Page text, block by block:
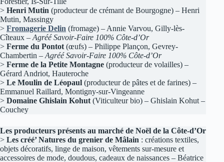
> Henri Mutin (producteur de crémant de Bourgogne) – Henri
Mutin, Massingy
> Fromagerie Delin (fromage) – Annie Varvou, Gilly-lès-
Cîteaux – Agréé Savoir-Faire 100% Côte-d’Or
> Ferme du Pontot (œufs) – Philippe Plançon, Gevrey-
Chambertin – Agréé Savoir-Faire 100% Côte-d’Or
> Ferme de la Petite Montagne (producteur de volailles) –
Gérard Andriot, Hauteroche
> Le Moulin de Léopaul (producteur de pâtes et de farines) –
Emmanuel Raillard, Montigny-sur-Vingeanne
> Domaine Ghislain Kohut (Viticulteur bio) – Ghislain Kohut –
Couchey
Les producteurs présents au marché de Noël de la Côte-d’Or
> Les créé’ Natures du grenier de Mâlain : créations textiles,
objets décoratifs, linge de maison, vêtements sur-mesure et
accessoires de mode, doudous, cadeaux de naissances – Béatrice